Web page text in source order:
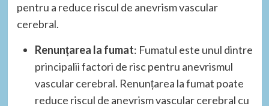
pentru a reduce riscul de anevrism vascular
cerebral.
Renunțarea la fumat: Fumatul este unul dintre
principalii factori de risc pentru anevrismul
vascular cerebral. Renunțarea la fumat poate
reduce riscul de anevrism vascular cerebral cu